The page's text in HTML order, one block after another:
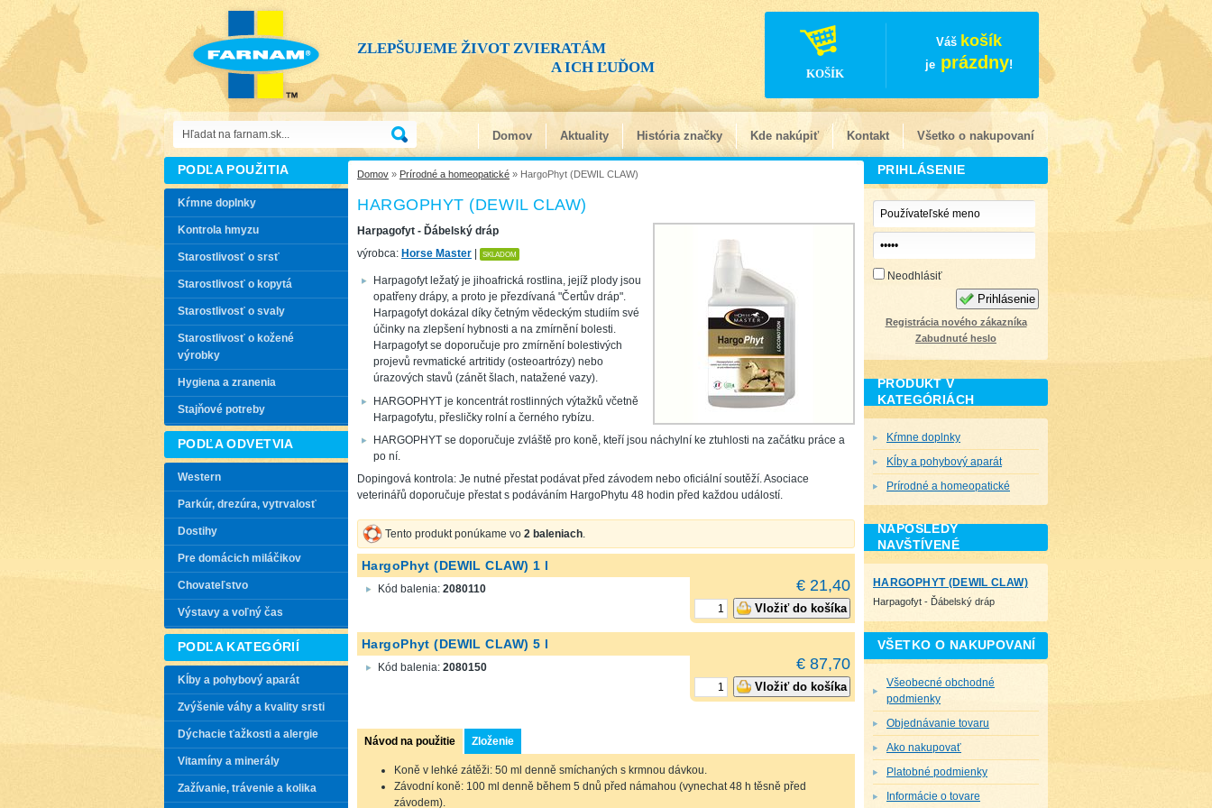
ZLEPŠUJEME ŽIVOT ZVIERATÁM
A ICH ĽUĎOM
Domov Aktuality História značky Kde nakúpiť Kontakt Všetko o nakupovaní
Domov » Prírodné a homeopatické » HargoPhyt (DEWIL CLAW)
HARGOPHYT (DEWIL CLAW)
Harpagofyt - Ďábelský dráp
výrobca: Horse Master SKLADOM
Harpagofyt ležatý je jihoafrická rostlina, jejíž plody jsou
opatřeny drápy, a proto je přezdívaná "Čertův dráp".
Harpagofyt dokázal díky četným vědeckým studiím své
účinky na zlepšení hybnosti a na zmírnění bolesti.
Harpagofyt se doporučuje pro zmírnění bolestivých
projevů revmatické artritidy (osteoartrózy) nebo
úrazových stavů (zánět šlach, natažené vazy).
HARGOPHYT je koncentrát rostlinných výtažků včetně
Harpagofytu, přesličky rolní a černého rybízu.
HARGOPHYT se doporučuje zvláště pro koně, kteří jsou náchylní ke ztuhlosti na začátku práce a
po ní.
Dopingová kontrola: Je nutné přestat podávat před závodem nebo oficiální soutěží. Asociace
veterinářů doporučuje přestat s podáváním HargoPhytu 48 hodin před každou událostí.
Tento produkt ponúkame vo 2 baleniach.
HargoPhyt (DEWIL CLAW) 1 l
Kód balenia: 2080110 € 21,40
Vložiť do košíka
HargoPhyt (DEWIL CLAW) 5 l
Kód balenia: 2080150 € 87,70
Vložiť do košíka
Návod na použitie Zloženie
Koně v lehké zátěži: 50 ml denně smíchaných s krmnou dávkou.
Závodní koně: 100 ml denně během 5 dnů před námahou (vynechat 48 h těsně před
závodem).
PODĽA POUŽITIA
Kŕmne doplnky
Kontrola hmyzu
Starostlivosť o srsť
Starostlivosť o kopytá
Starostlivosť o svaly
Starostlivosť o kožené
výrobky
Hygiena a zranenia
Stajňové potreby
PODĽA ODVETVIA
Western
Parkúr, drezúra, vytrvalosť
Dostihy
Pre domácich miláčikov
Chovateľstvo
Výstavy a voľný čas
PODĽA KATEGÓRIÍ
Kĺby a pohybový aparát
Zvýšenie váhy a kvality srsti
Dýchacie ťažkosti a alergie
Vitamíny a minerály
Zažívanie, trávenie a kolika
PRIHLÁSENIE
Neodhlásiť
Prihlásenie
Registrácia nového zákazníka
Zabudnuté heslo
PRODUKT V
KATEGÓRIÁCH
Kŕmne doplnky
Kĺby a pohybový aparát
Prírodné a homeopatické
NAPOSLEDY
NAVŠTÍVENÉ
HARGOPHYT (DEWIL CLAW)
Harpagofyt - Ďábelský dráp
VŠETKO O NAKUPOVANÍ
Všeobecné obchodné
podmienky
Objednávanie tovaru
Ako nakupovať
Platobné podmienky
Informácie o tovare
KOŠÍK
Váš košík
je prázdny!